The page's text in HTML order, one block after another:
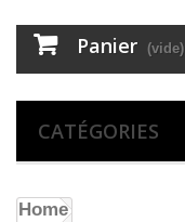
Panier (vide)
CATÉGORIES
Home